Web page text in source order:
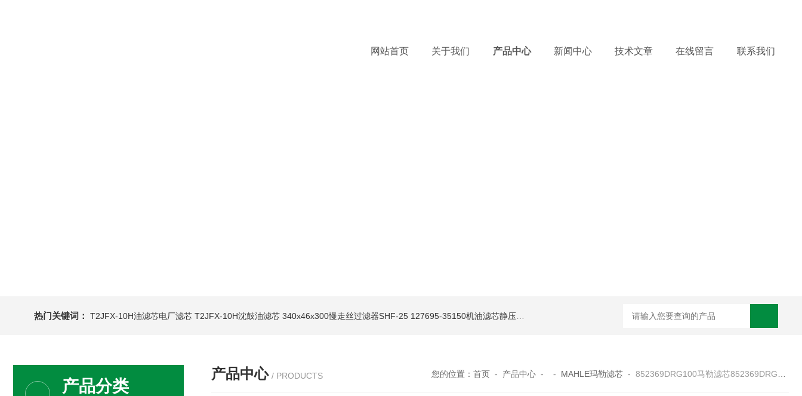
网站首页 关于我们 产品中心 新闻中心 技术文章 在线留言 联系我们
热门关键词： T2JFX-10H油滤芯电厂滤芯 T2JFX-10H沈鼓油滤芯 340x46x300慢走丝过滤器SHF-25 127695-35150机油滤芯静压机滤芯 0250DN010BN4HC液压油滤芯 CST71005离心机滤芯
产品分类
产品中心 / PRODUCTS 您的位置：首页 - 产品中心 - - MAHLE玛勒滤芯 -852369DRG100马勒滤芯852369DRG100